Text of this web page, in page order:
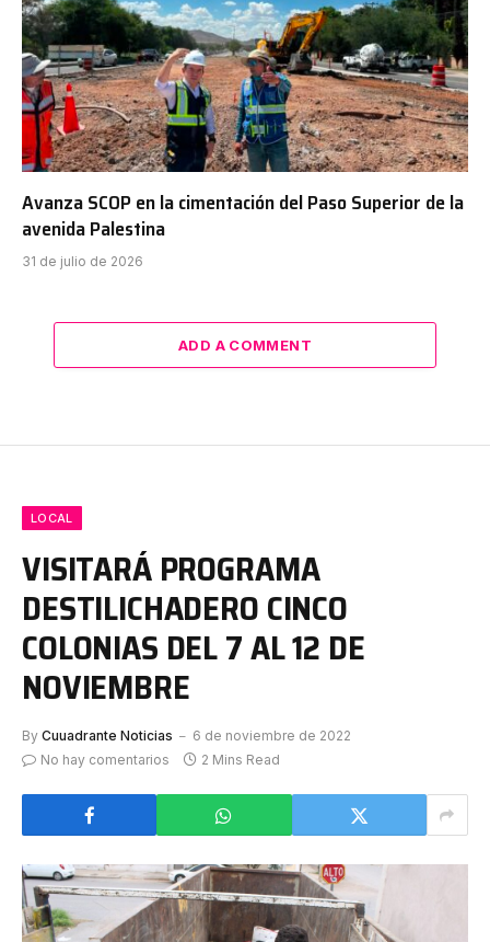
Avanza SCOP en la cimentación del Paso Superior de la
avenida Palestina
31 de julio de 2026
ADD A COMMENT
LOCAL
VISITARÁ PROGRAMA
DESTILICHADERO CINCO
COLONIAS DEL 7 AL 12 DE
NOVIEMBRE
By Cuuadrante Noticias
6 de noviembre de 2022
No hay comentarios
2 Mins Read